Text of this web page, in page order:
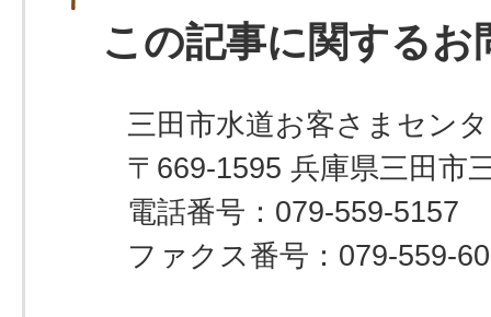
この記事に関するお
三田市水道お客さまセン
〒669-1595 兵庫県三田市
電話番号：079-559-5157
ファクス番号：079-559-